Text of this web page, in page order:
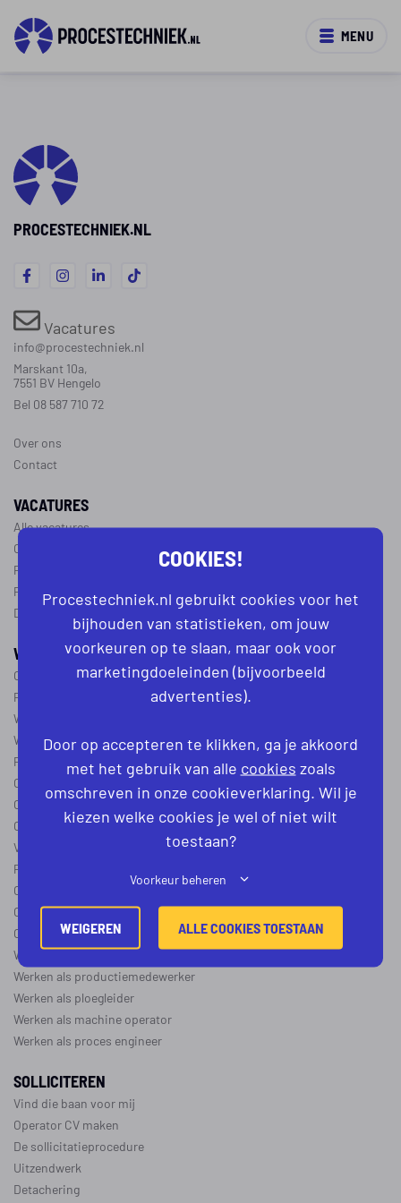
MENU
PROCESTECHNIEK.NL
Vacatures
info@procestechniek.nl
Marskant 10a,
7551 BV Hengelo
Bel 08 587 710 72
Over ons
Contact
VACATURES
Alle vacatures
Operator vacatures
Productiemedewerker vacatures
Ploegleider vacatures
Dagdienst vacatures
WERKEN IN DE PROCESTECHNIEK
Over de procestechniek
Ploegendienst
Wat is een procesoperator
Werken als procesoperator
Procesoperator in de
chemie, voedingsindustrie, farmacie
Operator A
Operator B
Operator C
Verschil operator A, B en C
Procesoperator salaris
Operator opleidingen
–vapro
Over de maakindustrie
Over de procesindustrie
Werken als monteur
Werken als productiemedewerker
Werken als ploegleider
Werken als machine operator
Werken als proces engineer
SOLLICITEREN
Vind die baan voor mij
Operator CV maken
De sollicitatieprocedure
Uitzendwerk
Detachering
COOKIES!
Procestechniek.nl gebruikt cookies voor het
bijhouden van statistieken, om jouw
voorkeuren op te slaan, maar ook voor
marketingdoeleinden (bijvoorbeeld
advertenties).
Door op accepteren te klikken, ga je akkoord
met het gebruik van alle cookies zoals
omschreven in onze cookieverklaring. Wil je
kiezen welke cookies je wel of niet wilt
toestaan?
Voorkeur beheren
WEIGEREN ALLE COOKIES TOESTAAN